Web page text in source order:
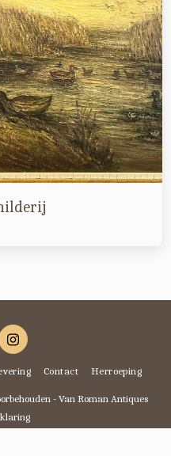
Contact Herroeping
- Van Roman Antiques